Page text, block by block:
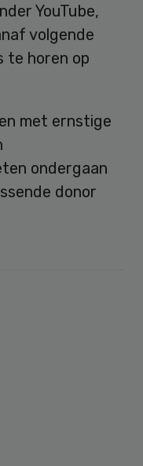
YouTube,
volgende
te horen op
met ernstige
ondergaan
donor